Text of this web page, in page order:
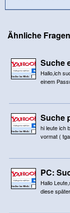
Ähnliche
Suche
Hallo,ich
einem
Suche
hi leute ich
vormat (
PC:
Hallo
diese